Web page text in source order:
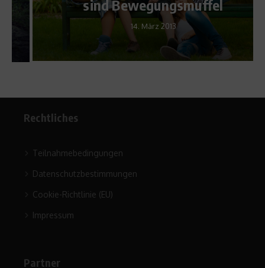
sind Bewegungsmuffel
14. März 2013
Rechtliches
Teilnahmebedingungen
Datenschutzbestimmungen
Cookie-Richtlinie (EU)
Impressum
Partner